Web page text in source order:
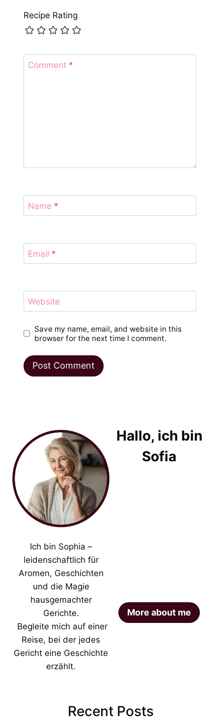
Recipe Rating
Comment *
Name *
Email *
Website
Save my name, email, and website in this
browser for the next time I comment.
Hallo, ich bin
Sofia
Ich bin Sophia –
leidenschaftlich für
Aromen, Geschichten
und die Magie
hausgemachter
Gerichte.
Begleite mich auf einer
Reise, bei der jedes
Gericht eine Geschichte
erzählt.
More about me
Recent Posts